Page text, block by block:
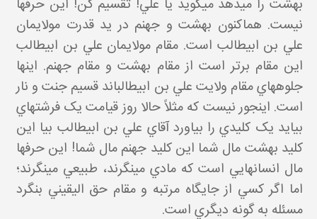
بهشت را مي دهد مي گويد يا علي! تقسيم کن! اين حرف ها
نيست. هم اکنون بهشت و جهنم در يد قدرت مولايمان
علي بن ابيطالب است. مقام مولايمان علي بن ابيطالب
اين مقام برتر است از مقام بهشت و مقام جهنم. اينها
جلوه هاي مقام ولايت علي بن ابيطالب اند قسيم جنت و نار
است. اين جور نيست که مثلاً حالا روز قيامت يک فرشته اي
بيايد يک کليدي را بياورد آقاي علي بن ابيطالب بيا اين
کليد بهشت مال شما اين کليد جهنم مال شما! اين حرف ها
مال انسان هايي است که مادي مي نگرند، طبيعي مي نگرند؛
اما اگر کسي از جايگاه مرتبه و مقام حق اليقيني بنگرد
مسئله به گونه ديگري است.